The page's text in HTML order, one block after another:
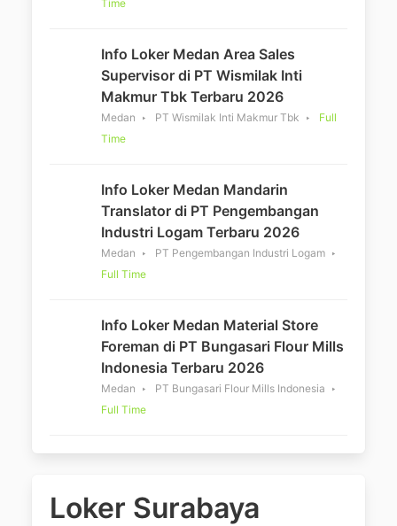
Time
Info Loker Medan Area Sales
Supervisor di PT Wismilak Inti
Makmur Tbk Terbaru 2026
Medan PT Wismilak Inti Makmur Tbk
Full
Time
Info Loker Medan Mandarin
Translator di PT Pengembangan
Industri Logam Terbaru 2026
Medan
PT Pengembangan Industri Logam
Full Time
Info Loker Medan Material Store
Foreman di PT Bungasari Flour Mills
Indonesia Terbaru 2026
Medan
PT Bungasari Flour Mills Indonesia
Full Time
Loker Surabaya